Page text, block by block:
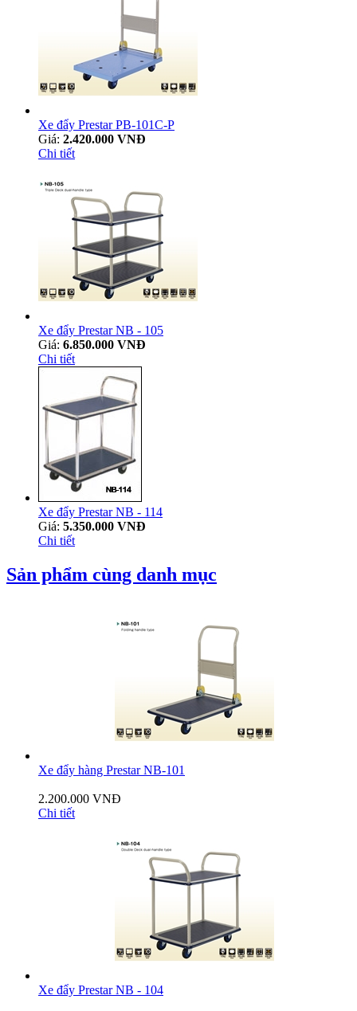
Xe đẩy Prestar PB-101C-P
Giá: 2.420.000 VNĐ
Chi tiết
Xe đẩy Prestar NB - 105
Giá: 6.850.000 VNĐ
Chi tiết
Xe đẩy Prestar NB - 114
Giá: 5.350.000 VNĐ
Chi tiết
Sản phẩm cùng danh mục
Xe đẩy hàng Prestar NB-101
2.200.000 VNĐ
Chi tiết
Xe đẩy Prestar NB - 104